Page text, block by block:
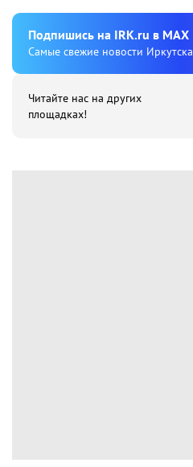
Подпишиcь на IRK.ru в MAX
Cамые свежие новости Иркутска
Читайте нас на других
площадках!